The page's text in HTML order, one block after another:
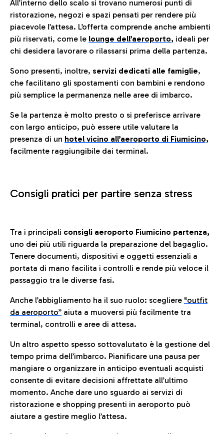
All’interno dello scalo si trovano numerosi punti di
ristorazione, negozi e spazi pensati per rendere più
piacevole l’attesa. L’offerta comprende anche ambienti
più riservati, come le lounge dell’aeroporto, ideali per
chi desidera lavorare o rilassarsi prima della partenza.
Sono presenti, inoltre, servizi dedicati alle famiglie,
che facilitano gli spostamenti con bambini e rendono
più semplice la permanenza nelle aree di imbarco.
Se la partenza è molto presto o si preferisce arrivare
con largo anticipo, può essere utile valutare la
presenza di un hotel vicino all’aeroporto di Fiumicino,
facilmente raggiungibile dai terminal.
Consigli pratici per partire senza stress
Tra i principali consigli aeroporto Fiumicino partenza,
uno dei più utili riguarda la preparazione del bagaglio.
Tenere documenti, dispositivi e oggetti essenziali a
portata di mano facilita i controlli e rende più veloce il
passaggio tra le diverse fasi.
Anche l’abbigliamento ha il suo ruolo: scegliere "outfit
da aeroporto” aiuta a muoversi più facilmente tra
terminal, controlli e aree di attesa.
Un altro aspetto spesso sottovalutato è la gestione del
tempo prima dell’imbarco. Pianificare una pausa per
mangiare o organizzare in anticipo eventuali acquisti
consente di evitare decisioni affrettate all’ultimo
momento. Anche dare uno sguardo ai servizi di
ristorazione e shopping presenti in aeroporto può
aiutare a gestire meglio l’attesa.